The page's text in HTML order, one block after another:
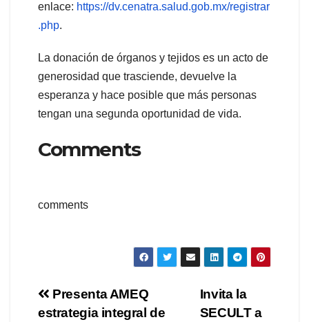
enlace: https://dv.cenatra.salud.gob.mx/registrar
.php.
La donación de órganos y tejidos es un acto de
generosidad que trasciende, devuelve la
esperanza y hace posible que más personas
tengan una segunda oportunidad de vida.
Comments
comments
Navegación
Invita la
SECULT a
Presenta AMEQ
estrategia integral de